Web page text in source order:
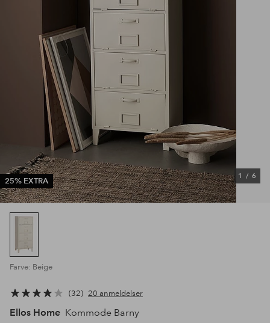
25% EXTRA
1 / 6
Farve: Beige
32 20 anmeldelser
Ellos Home Kommode Barny